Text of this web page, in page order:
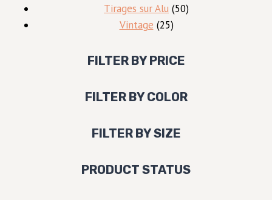
produits
Tirages sur Alu 5050
Vintage 2525
FILTER BY PRICE
FILTER BY COLOR
FILTER BY SIZE
PRODUCT STATUS